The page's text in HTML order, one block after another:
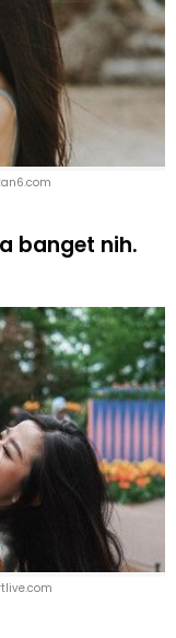
banget nih.